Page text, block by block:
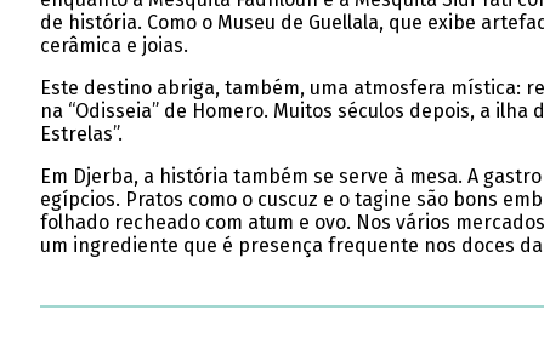
de história. Como o Museu de Guellala, que exibe
cerâmica e joias.
Este destino abriga, também, uma atmosfera mística:
na “Odisseia” de Homero. Muitos séculos depois, a
Estrelas”.
Em Djerba, a história também se serve à mesa. A
egípcios. Pratos como o cuscuz e o tagine são bons
folhado recheado com atum e ovo. Nos vários
um ingrediente que é presença frequente nos doces